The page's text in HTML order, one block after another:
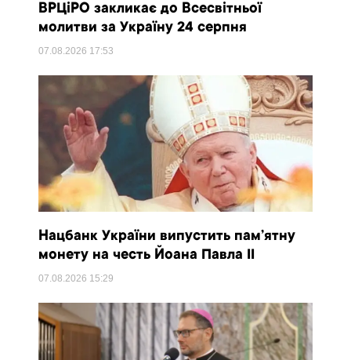
ВРЦіРО закликає до Всесвітньої
молитви за Україну 24 серпня
07.08.2026 17:53
Нацбанк України випустить пам’ятну
монету на честь Йоана Павла II
07.08.2026 15:29